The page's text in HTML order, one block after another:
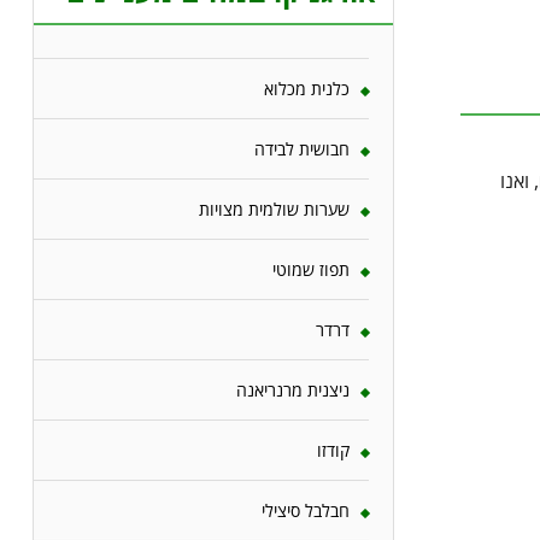
כלנית מכלוא
חבושית לבידה
שערות שולמית מצויות
תפוז שמוטי
דרדר
ניצנית מרנריאנה
קודזו
חבלבל סיצילי